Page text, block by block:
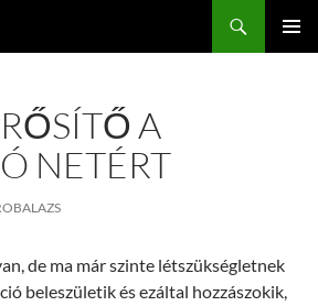
A
NETÉRT
de ma már szinte létszükségletnek
beleszületik és ezáltal hozzászokik,